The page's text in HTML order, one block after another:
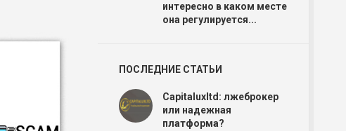
интересно в каком месте
она регулируется...
ПОСЛЕДНИЕ СТАТЬИ
Capitaluxltd: лжеброкер
или надежная
платформа?